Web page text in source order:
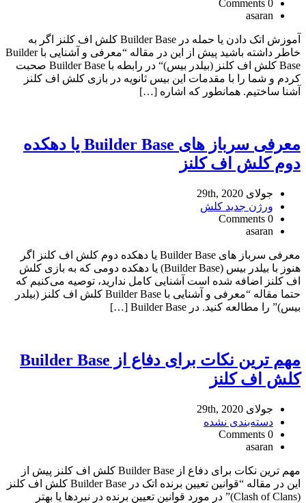
0 Comments
asaran
آموزش اتک دادن یا حمله در Builder Base کلش اف کلنز اگر به
خاطر داشته باشید پیش از این در مقاله “معرفی و آشنایی با Builder
Base کلش اف کلنز (بیلدر بیس)“ در رابطه با Builder Base صحبت
کردم و شما را با مقدمات این بیس ثانویه در بازی کلش اف کلنز
آشنا ساختیم. همانطور که اشاره […]
معرفی سرباز های Builder Base یا دهکده
دوم کلش اف کلنز
جولای 29th, 2020
ورژن جدید کلش
0 Comments
asaran
معرفی سرباز های Builder Base یا دهکده دوم کلش اف کلنز اگر
هنوز با بیلدر بیس (Builder Base) یا دهکده دومی که به بازی کلش
اف کلنز اضافه شده است آشنایی کامل ندارید، توصیه می‌کنیم که
حتما مقاله “معرفی و آشنایی با Builder Base کلش اف کلنز (بیلدر
بیس)” را مطالعه کنید. در Builder Base […]
مهم ترین نکات برای دفاع از Builder Base
کلش اف کلنز
جولای 29th, 2020
دسته‌بندی نشده
0 Comments
asaran
مهم ترین نکات برای دفاع از Builder Base کلش اف کلنز پیش از
این در مقاله “قوانین تعیین برنده اتک در Builder Base کلش اف کلنز
(Clash of Clans)” در مورد قوانین تعیین برنده در نبردها یا بهتر